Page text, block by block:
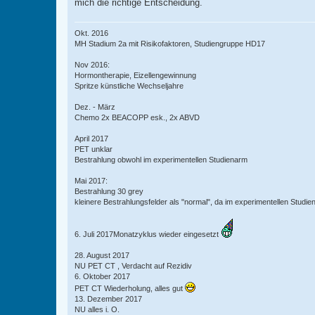
mich die richtige Entscheidung.
Okt. 2016
MH Stadium 2a mit Risikofaktoren, Studiengruppe HD17
Nov 2016:
Hormontherapie, Eizellengewinnung
Spritze künstliche Wechseljahre
Dez. - März
Chemo 2x BEACOPP esk., 2x ABVD
April 2017
PET unklar
Bestrahlung obwohl im experimentellen Studienarm
Mai 2017:
Bestrahlung 30 grey
kleinere Bestrahlungsfelder als "normal", da im experimentellen
6. Juli 2017Monatzyklus wieder eingesetzt
28. August 2017
NU PET CT , Verdacht auf Rezidiv
6. Oktober 2017
PET CT Wiederholung, alles gut
13. Dezember 2017
NU alles i. O.